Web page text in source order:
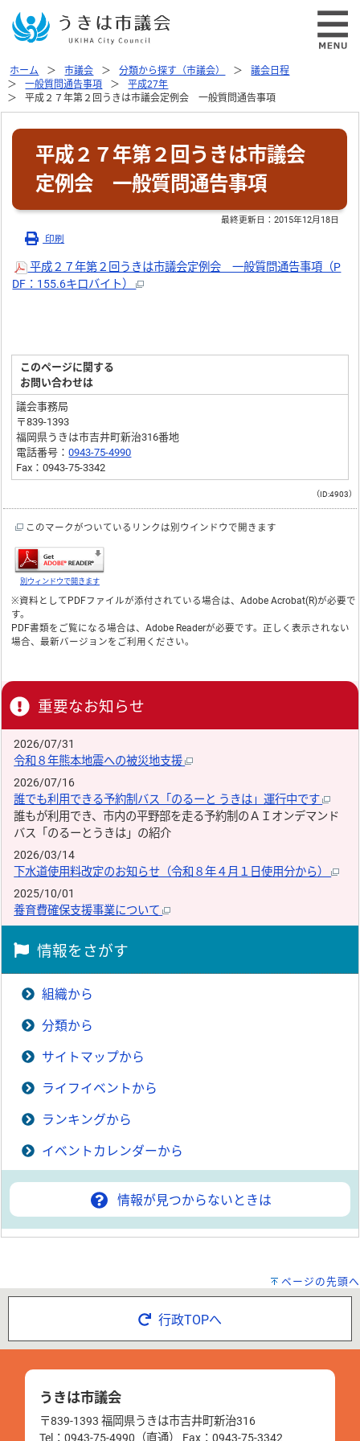
ホーム 市議会 分類から探す（市議会）
議会日程
一般質問通告事項
平成27年
平成２７年第２回うきは市議会定例会 一般質問通告事項
平成２７年第２回うきは市議会
定例会 一般質問通告事項
最終更新日：2015年12月18日
印刷
平成２７年第２回うきは市議会定例会 一般質問通告事項（P
DF：155.6キロバイト）
このページに関する
お問い合わせは
議会事務局
〒839-1393
福岡県うきは市吉井町新治316番地
電話番号：0943-75-4990
Fax：0943-75-3342
（ID:4903）
このマークがついているリンクは別ウインドウで開きます
別ウィンドウで開きます
※資料としてPDFファイルが添付されている場合は、Adobe Acrobat(R)が必要で
す。
PDF書類をご覧になる場合は、Adobe Readerが必要です。正しく表示されない
場合、最新バージョンをご利用ください。
重要なお知らせ
2026/07/31
令和８年熊本地震への被災地支援
2026/07/16
誰でも利用できる予約制バス「のるーと うきは」運行中です
誰もが利用でき、市内の平野部を走る予約制のＡＩオンデマンド
バス「のるーとうきは」の紹介
2026/03/14
下水道使用料改定のお知らせ（令和８年４月１日使用分から）
2025/10/01
養育費確保支援事業について
情報をさがす
組織から
分類から
サイトマップから
ライフイベントから
ランキングから
イベントカレンダーから
情報が見つからないときは
ページの先頭へ
行政TOPへ
うきは市議会
〒839-1393 福岡県うきは市吉井町新治316
Tel：0943-75-4990（直通） Fax：0943-75-3342